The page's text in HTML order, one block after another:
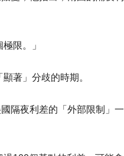
限。」
著」分歧的時期。
隔夜利差的「外部限制」一